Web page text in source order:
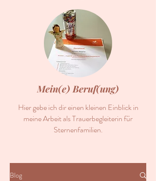
Mein(e) Beruf(ung)
Hier gebe ich dir einen kleinen Einblick in
meine Arbeit als Trauerbegleiterin für
Sternenfamilien.
Blog